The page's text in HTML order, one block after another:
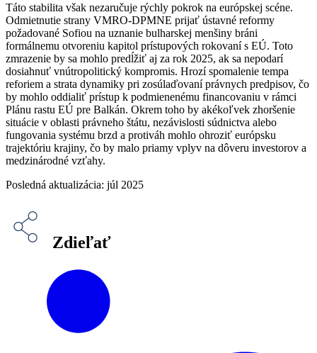
Táto stabilita však nezaručuje rýchly pokrok na európskej scéne.
Odmietnutie strany VMRO-DPMNE prijať ústavné reformy
požadované Sofiou na uznanie bulharskej menšiny bráni
formálnemu otvoreniu kapitol prístupových rokovaní s EÚ. Toto
zmrazenie by sa mohlo predĺžiť aj za rok 2025, ak sa nepodarí
dosiahnuť vnútropolitický kompromis. Hrozí spomalenie tempa
reforiem a strata dynamiky pri zosúlaďovaní právnych predpisov, čo
by mohlo oddialiť prístup k podmienenému financovaniu v rámci
Plánu rastu EÚ pre Balkán. Okrem toho by akékoľvek zhoršenie
situácie v oblasti právneho štátu, nezávislosti súdnictva alebo
fungovania systému brzd a protiváh mohlo ohroziť európsku
trajektóriu krajiny, čo by malo priamy vplyv na dôveru investorov a
medzinárodné vzťahy.
Posledná aktualizácia: júl 2025
Zdieľať